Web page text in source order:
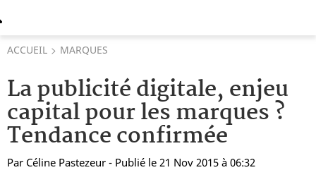
ACCUEIL MARQUES
La publicité digitale, enjeu
capital pour les marques ?
Tendance confirmée
Par Céline Pastezeur - Publié le 21 Nov 2015 à 06:32